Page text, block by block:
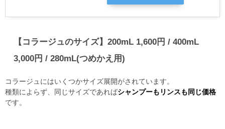
【コラージュのサイズ】 200mL 1,600円 / 400mL
3,000円 / 280mL(つめかえ用)
コラージュにはいくつかサイズ展開がされています。
種類によらず、同じサイズであればシャンプーもリンスも同じ価格
です。